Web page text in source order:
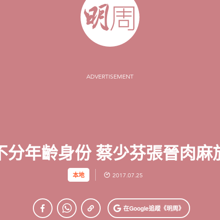
ADVERTISEMENT
分年齡身份 蔡少芬張晉肉麻
本地 2017.07.25
在Google追蹤《明周》